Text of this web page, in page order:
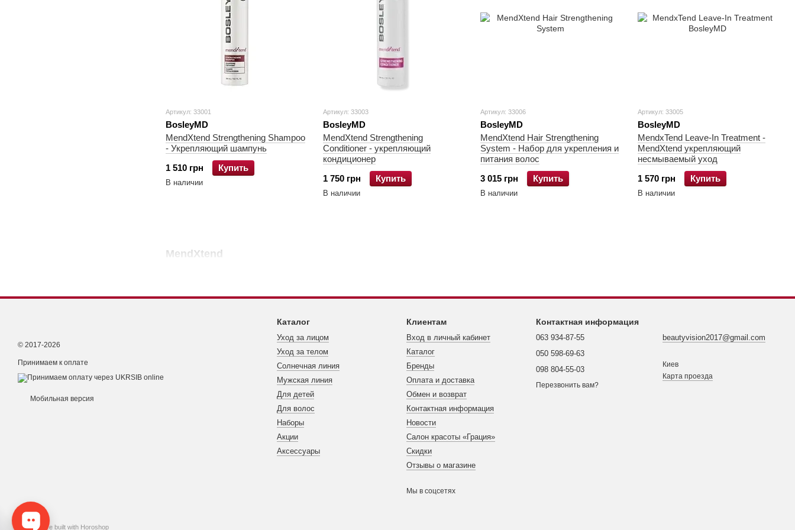
MendXtend
Артикул: 33001
BosleyMD
MendXtend Strengthening Shampoo
- Укрепляющий шампунь
1 510 грн
Купить
В наличии
Артикул: 33003
BosleyMD
MendXtend Strengthening
Conditioner - укрепляющий
кондиционер
1 750 грн
Купить
В наличии
Артикул: 33006
BosleyMD
MendXtend Hair Strengthening
System - Набор для укрепления и
питания волос
3 015 грн
Купить
В наличии
Артикул: 33005
BosleyMD
MendxTend Leave-In Treatment -
MendXtend укрепляющий
несмываемый уход
1 570 грн
Купить
В наличии
© 2017-2026
Принимаем к оплате
Мобильная версия
Online store built with Horoshop
Каталог
Уход за лицом
Уход за телом
Cолнечная линия
Мужская линия
Для детей
Для волос
Наборы
Акции
Аксессуары
Клиентам
Вход в личный кабинет
Каталог
Бренды
Оплата и доставка
Обмен и возврат
Контактная информация
Новости
Салон красоты «Грация»
Скидки
Отзывы о магазине
Мы в соцсетях
Контактная информация
063 934-87-55
050 598-69-63
098 804-55-03
Перезвонить вам?
beautyvision2017@gmail.com
Киев
Карта проезда